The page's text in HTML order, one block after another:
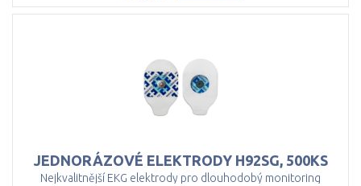
JEDNORÁZOVÉ ELEKTRODY H92SG, 500KS
Nejkvalitnější EKG elektrody pro dlouhodobý monitoring